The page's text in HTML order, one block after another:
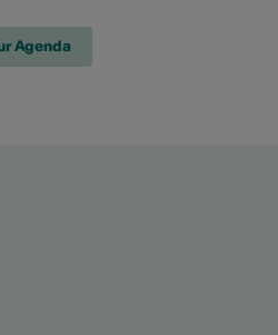
Agenda